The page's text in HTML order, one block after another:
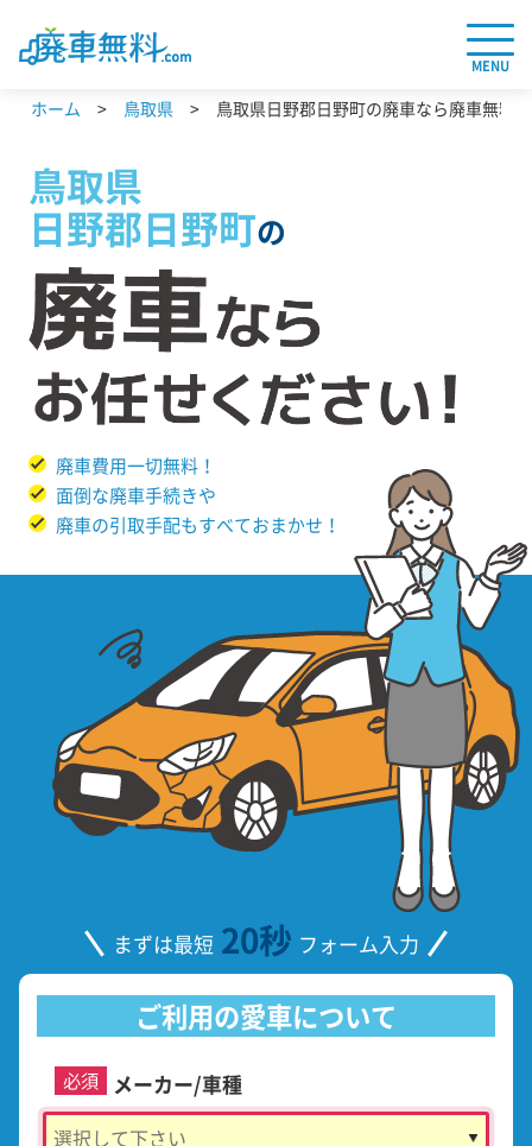
MENU
ホーム 鳥取県 鳥取県日野郡日野町の廃車なら廃車無料
鳥取県
日野郡日野町の
廃車費用一切無料！
面倒な廃車手続きや
廃車の引取手配もすべておまかせ！
まずは最短 20秒 フォーム入力
ご利用の愛車について
メーカー/車種
必須